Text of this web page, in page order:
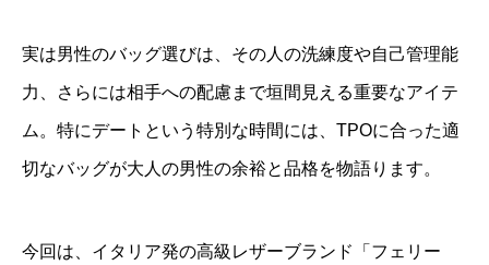
実は男性のバッグ選びは、その人の洗練度や自己管理能
力、さらには相手への配慮まで垣間見える重要なアイテ
ム。特にデートという特別な時間には、TPOに合った適
切なバッグが大人の男性の余裕と品格を物語ります。
今回は、イタリア発の高級レザーブランド「フェリー